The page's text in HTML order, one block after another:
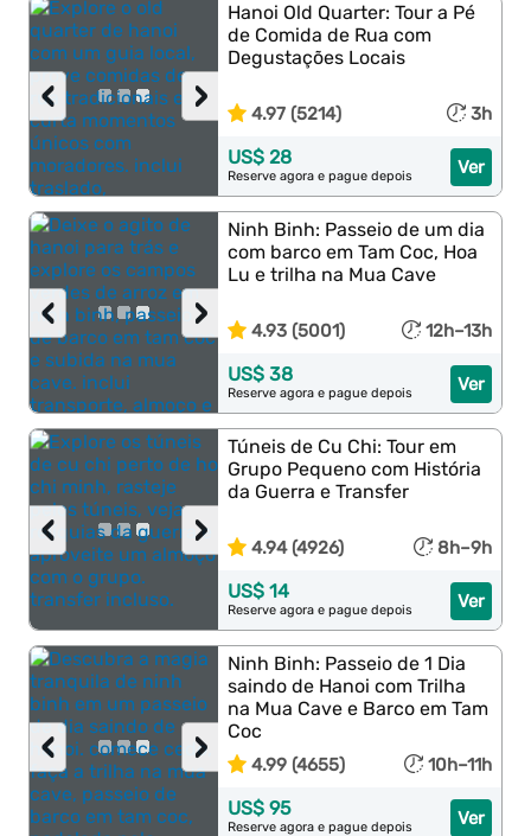
›
‹
Hanoi Old Quarter: Tour a Pé
de Comida de Rua com
Degustações Locais
4.97 (5214) 3h
Ver
US$ 28
Reserve agora e pague depois
›
‹
Ninh Binh: Passeio de um dia
com barco em Tam Coc, Hoa
Lu e trilha na Mua Cave
4.93 (5001) 12h–13h
Ver
US$ 38
Reserve agora e pague depois
›
‹
Túneis de Cu Chi: Tour em
Grupo Pequeno com História
da Guerra e Transfer
4.94 (4926) 8h–9h
Ver
US$ 14
Reserve agora e pague depois
›
‹
Ninh Binh: Passeio de 1 Dia
saindo de Hanoi com Trilha
na Mua Cave e Barco em Tam
Coc
4.99 (4655) 10h–11h
Ver
US$ 95
Reserve agora e pague depois